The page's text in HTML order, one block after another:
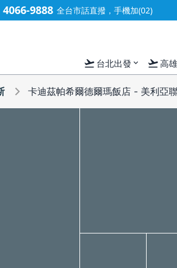
4066-9888 全台市話直撥，手機加(02)
flight_takeoff 台北出發 expand_more flight_takeoff高
卡迪茲帕希爾德爾瑪飯店 - 美利亞